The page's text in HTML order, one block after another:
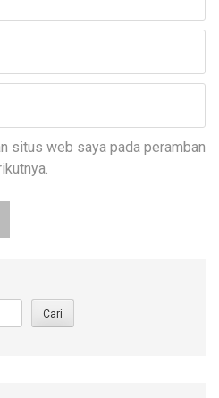
situs web saya pada peramban
Cari